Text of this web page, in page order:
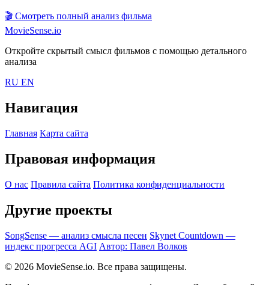
🎬 Смотреть полный анализ фильма
MovieSense.io
Откройте скрытый смысл фильмов с помощью детального
анализа
RU EN
Навигация
Главная Карта сайта
Правовая информация
О нас Правила сайта Политика конфиденциальности
Другие проекты
SongSense — анализ смысла песен Skynet Countdown —
индекс прогресса AGI Автор: Павел Волков
© 2026 MovieSense.io. Все права защищены.